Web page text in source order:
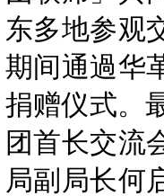
东多地参观
期间通過华
捐赠仪式。
团首长交流
局副局长何